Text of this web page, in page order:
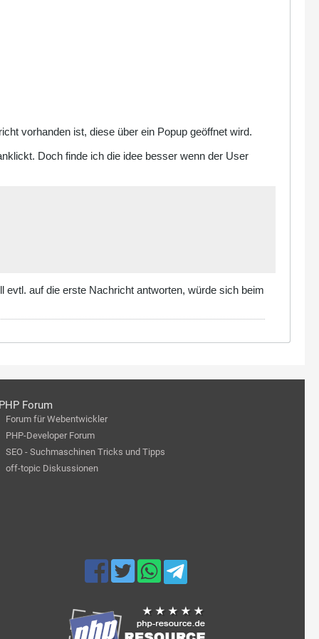
vorhanden ist, diese über ein Popup geöffnet wird.
Doch finde ich die idee besser wenn der User
auf die erste Nachricht antworten, würde sich beim
Forum
Forum für Webentwickler
PHP-Developer Forum
SEO - Suchmaschinen Tricks und Tipps
off-topic Diskussionen